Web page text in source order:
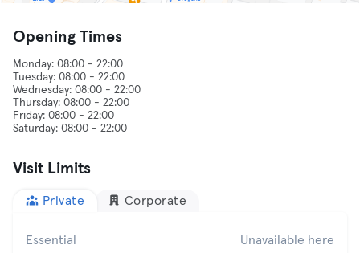
Opening Times
Monday: 08:00 - 22:00
Tuesday: 08:00 - 22:00
Wednesday: 08:00 - 22:00
Thursday: 08:00 - 22:00
Friday: 08:00 - 22:00
Visit Limits
Private Corporate
Essential Unavailable here